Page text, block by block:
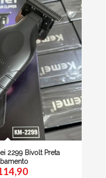
2299 Bivolt Preta